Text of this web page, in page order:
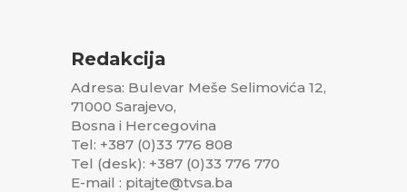
Redakcija
Adresa: Bulevar Meše Selimovića 12,
71000 Sarajevo,
Bosna i Hercegovina
Tel: +387 (0)33 776 808
Tel (desk): +387 (0)33 776 770
E-mail : pitajte@tvsa.ba